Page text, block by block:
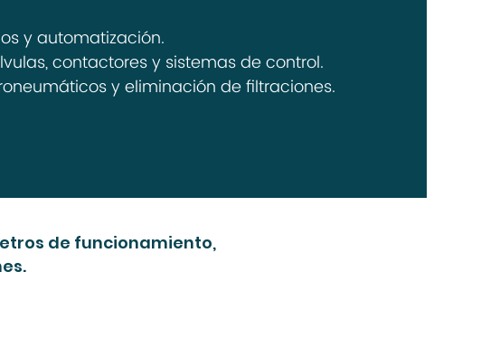
y automatización.
contactores y sistemas de control.
y eliminación de filtraciones.
de funcionamiento,